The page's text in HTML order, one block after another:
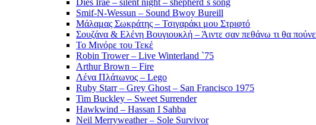
Dies Irae – silent night – shepherd´s song
Smif-N-Wessun – Sound Bwoy Bureill
Mάλαμας Σωκράτης – Τσιγαράκι μου Στριφτό
Σουζάνα & Ελένη Βουγιουκλή – Άιντε σαν πεθάνω τι θα πούνε
Το Μινόρε του Τεκέ
Robin Trower – Live Winterland `75
Arthur Brown – Fire
Λένα Πλάτωνος – Lego
Ruby Starr – Grey Ghost – San Francisco 1975
Tim Buckley – Sweet Surrender
Hawkwind – Hassan I Sahba
Neil Merryweather – Sole Survivor